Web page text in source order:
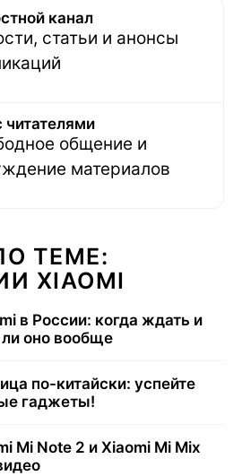
канал
статьи и анонсы
читателями
общение и
материалов
ТЕМЕ:
XIAOMI
в России: когда ждать и
оно вообще
по-китайски: успейте
гаджеты!
Mi Note 2 и Xiaomi Mi Mix